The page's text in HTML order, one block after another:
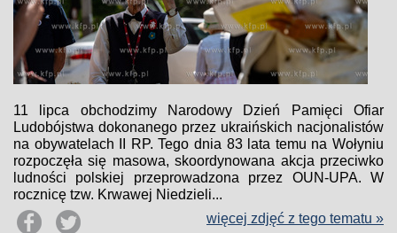
11 lipca obchodzimy Narodowy Dzień Pamięci Ofiar
Ludobójstwa dokonanego przez ukraińskich nacjonalistów
na obywatelach II RP. Tego dnia 83 lata temu na Wołyniu
rozpoczęła się masowa, skoordynowana akcja przeciwko
ludności polskiej przeprowadzona przez OUN-UPA. W
rocznicę tzw. Krwawej Niedzieli...
więcej zdjęć z tego tematu »